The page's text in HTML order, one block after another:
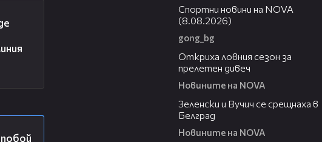
Спортни новини на NOVA
(8.08.2026)
gong_bg
Откриха ловния сезон за
прелетен дивеч
Новините на NOVA
Зеленски и Вучич се срещнаха в
Белград
Новините на NOVA